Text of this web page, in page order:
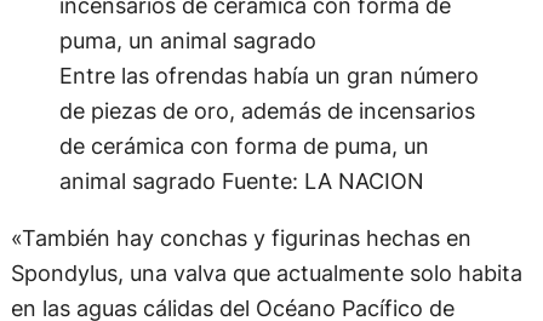
Entre las ofrendas había un gran número
de piezas de oro, además de incensarios
de cerámica con forma de puma, un
animal sagrado Fuente: LA NACION
«También hay conchas y figurinas hechas en
Spondylus, una valva que actualmente solo habita
en las aguas cálidas del Océano Pacífico de